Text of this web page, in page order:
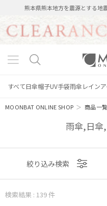
熊本県熊本地方を震源とする地
すべて日傘帽子UV手袋雨傘 レイン
MOONBAT ONLINE SHOP ＞商品一覧
雨傘,日傘
表示
おすすめ
絞り込み検索
検索結果 : 139件